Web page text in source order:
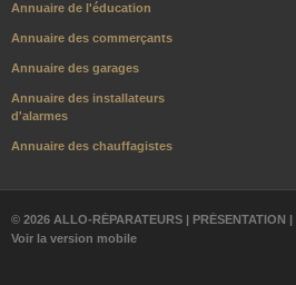
Annuaire de l'éducation
Annuaire des commerçants
Annuaire des garages
Annuaire des installateurs
d'alarmes
Annuaire des chauffagistes
© 2026 ALLO-RÉPARATEURS | PRÉSENTATION |
Voir la version mobile